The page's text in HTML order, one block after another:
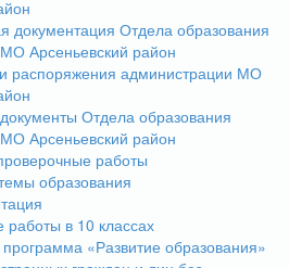
документация Отдела образования
Арсеньевский район
распоряжения администрации МО
Отдела образования
Арсеньевский район
работы
образования
работы в 10 классах
«Развитие образования»